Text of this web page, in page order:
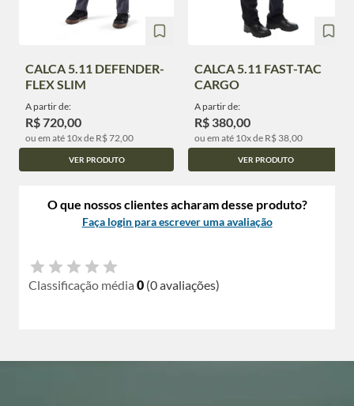
CALCA 5.11 DEFENDER-
FLEX SLIM
A partir de:
R$ 720,00
ou em até 10x de R$ 72,00
VER PRODUTO
CALCA 5.11 FAST-TAC
CARGO
A partir de:
R$ 380,00
ou em até 10x de R$ 38,00
VER PRODUTO
O que nossos clientes acharam desse produto?
Faça login para escrever uma avaliação
Classificação média 0 (0 avaliações)